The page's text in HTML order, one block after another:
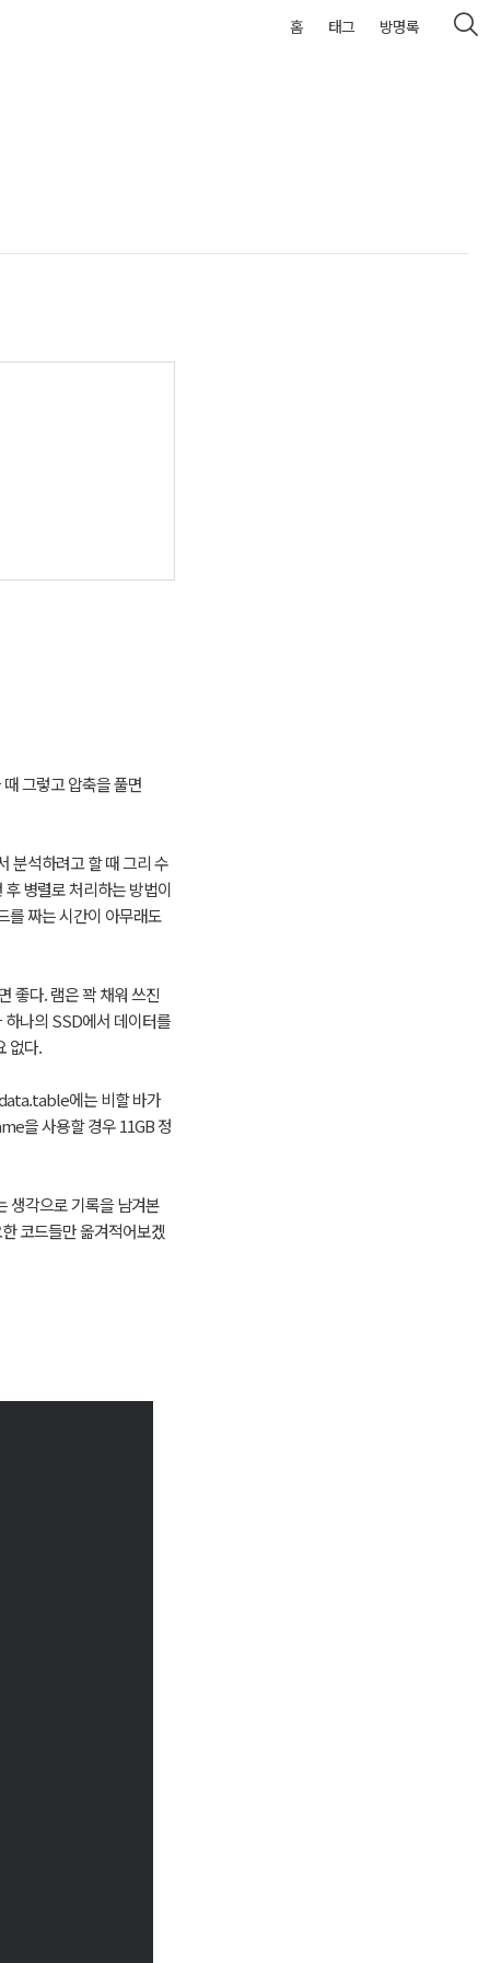
홈
태그 방명록
그렇고 압축을 풀면
분석하려고 할 때 그리 수
병렬로 처리하는 방법이
를 짜는 시간이 아무래도
좋다. 램은 꽉 채워 쓰진
하나의 SSD에서 데이터를
없다.
에는 비할 바가
을 사용할 경우 11GB 정
생각으로 기록을 남겨본
코드들만 옮겨적어보겠